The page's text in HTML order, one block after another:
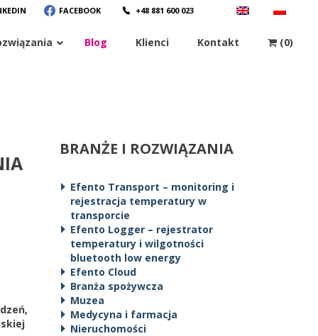
FACEBOOK +48 881 600 023
Blog Klienci Kontakt (0)
BRANŻE I ROZWIĄZANIA
Efento Transport – monitoring i
rejestracja temperatury w
transporcie
Efento Logger – rejestrator
temperatury i wilgotności
bluetooth low energy
Efento Cloud
Branża spożywcza
Muzea
Medycyna i farmacja
Nieruchomości